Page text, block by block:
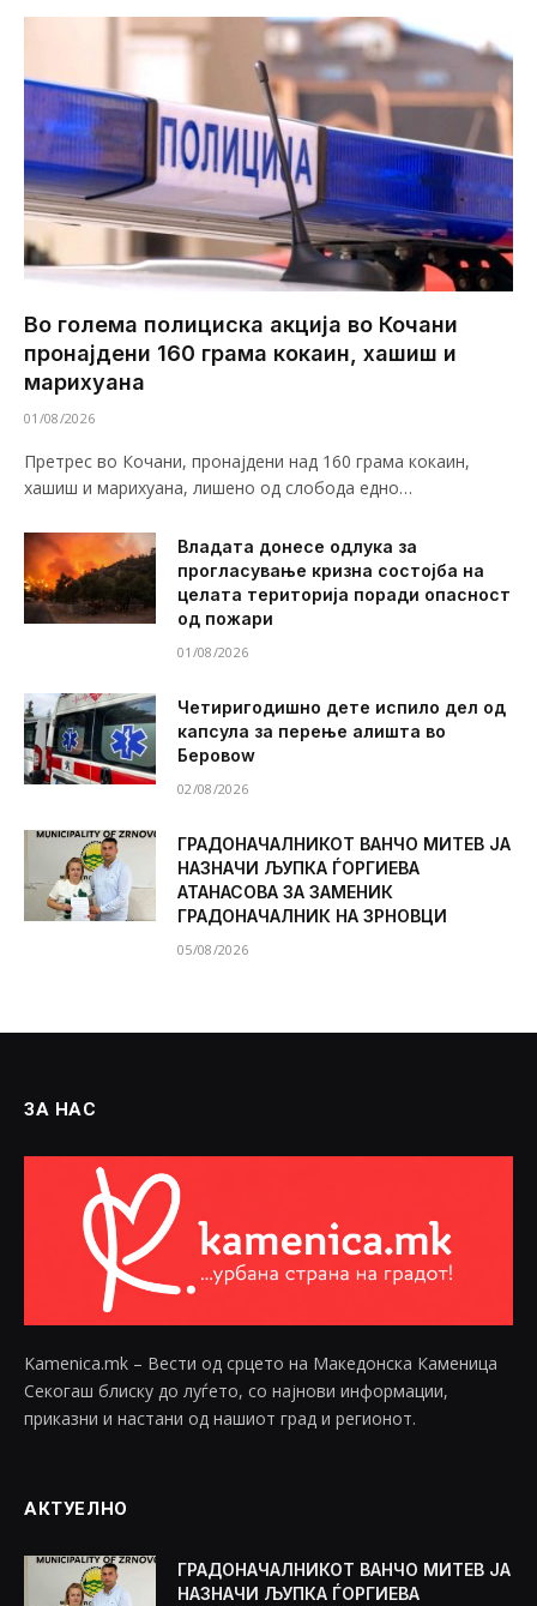
Во голема полициска акција во Кочани
пронајдени 160 грама кокаин, хашиш и
марихуана
01/08/2026
Претрес во Кочани, пронајдени над 160 грама кокаин,
хашиш и марихуана, лишено од слобода едно…
Владата донесе одлука за
прогласување кризна состојба на
целата територија поради опасност
од пожари
01/08/2026
Четиригодишно дете испило дел од
капсула за перење алишта во
Беровоw
02/08/2026
ГРАДОНАЧАЛНИКОТ ВАНЧО МИТЕВ ЈА
НАЗНАЧИ ЉУПКА ЃОРГИЕВА
АТАНАСОВА ЗА ЗАМЕНИК
ГРАДОНАЧАЛНИК НА ЗРНОВЦИ
05/08/2026
ЗА НАС
Kamenica.mk – Вести од срцето на Македонска Каменица
Секогаш блиску до луѓето, со најнови информации,
приказни и настани од нашиот град и регионот.
АКТУЕЛНО
ГРАДОНАЧАЛНИКОТ ВАНЧО МИТЕВ ЈА
НАЗНАЧИ ЉУПКА ЃОРГИЕВА